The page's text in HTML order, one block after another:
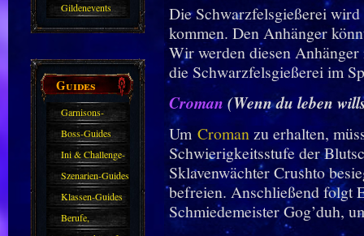
Gildenevents
Guides
Garnisons-
Guides
Boss-Guides
Ini & Challenge-
Guides
Szenarien-Guides
Klassen-Guides
Berufe,
Die Schwarzfelsgießerei
kommen. Den Anhänger
Wir werden diesen
die Schwarzfelsgießerei im
Croman(Wenn du leben
Um Cromanzu erhalten,
Schwierigkeitsstufe der
Sklavenwächter Crushto
befreien. Anschließend folgt
Schmiedemeister Gog’duh,